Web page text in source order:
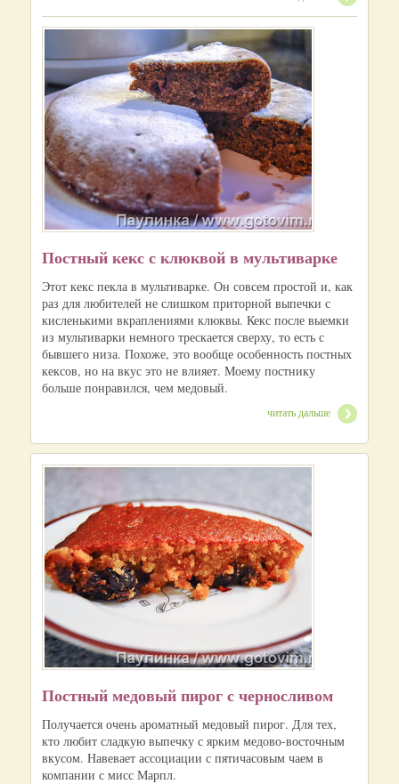
Постный кекс с клюквой в мультиварке
Этот кекс пекла в мультиварке. Он совсем простой и, как
раз для любителей не слишком приторной выпечки с
кисленькими вкраплениями клюквы. Кекс после выемки
из мультиварки немного трескается сверху, то есть с
бывшего низа. Похоже, это вообще особенность постных
кексов, но на вкус это не влияет. Моему постнику
больше понравился, чем медовый.
читать дальше
Постный медовый пирог с черносливом
Получается очень ароматный медовый пирог. Для тех,
кто любит сладкую выпечку с ярким медово-восточным
вкусом. Навевает ассоциации с пятичасовым чаем в
компании с мисс Марпл.